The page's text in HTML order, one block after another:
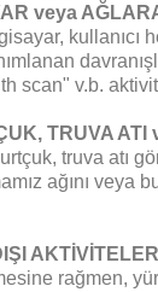
veya
kullanıcı
scan" v.b.
TRUVA ATI
truva atı
ağını
AKTİVİTELER
rağmen,